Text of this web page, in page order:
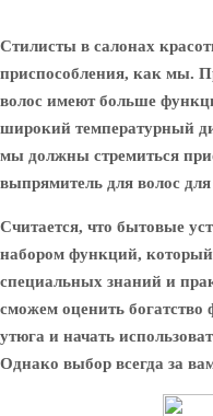
Стилисты в салонах
приспособления, как мы.
волос имеют больше
широкий температурный
мы должны стремиться
выпрямитель для волос
Считается, что бытовые
набором функций, который
специальных знаний и
сможем оценить
утюга и начать
Однако выбор всегда за